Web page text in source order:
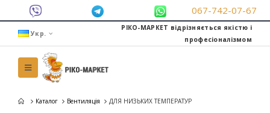
067-742-07-67
Укр.
РІКО-МАРКЕТ відрізняється якістю і
професіоналізмом
Каталог Вентиляція ДЛЯ НИЗЬКИХ ТЕМПЕРАТУР